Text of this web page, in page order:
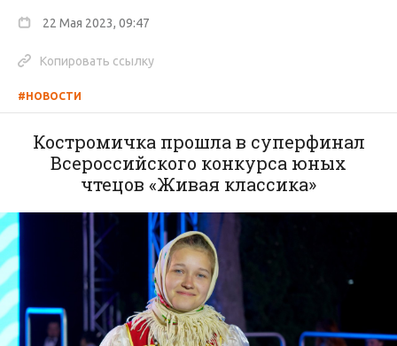
22 Мая 2023, 09:47
Копировать ссылку
#НОВОСТИ
Костромичка прошла в суперфинал
Всероссийского конкурса юных
чтецов «Живая классика»